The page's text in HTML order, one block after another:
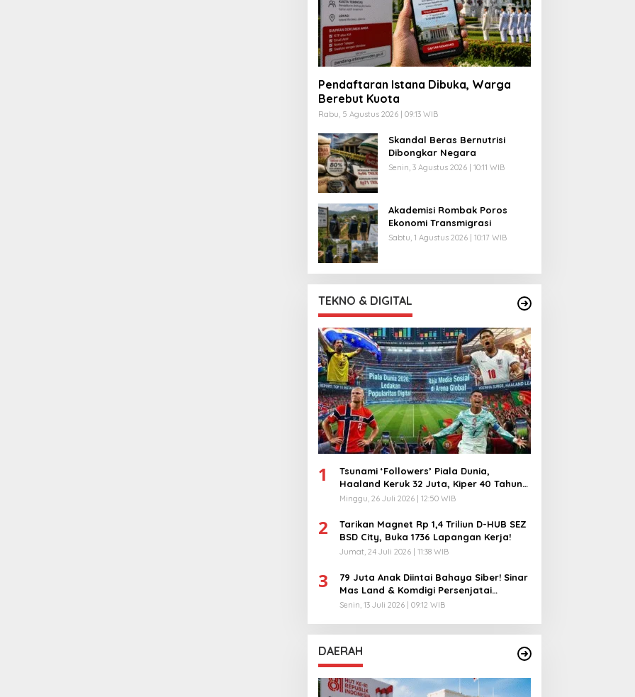
Pendaftaran Istana Dibuka, Warga
Berebut Kuota
Rabu, 5 Agustus 2026 | 09:13 WIB
Skandal Beras Bernutrisi
Dibongkar Negara
Senin, 3 Agustus 2026 | 10:11 WIB
Akademisi Rombak Poros
Ekonomi Transmigrasi
Sabtu, 1 Agustus 2026 | 10:17 WIB
TEKNO & DIGITAL
1
Tsunami ‘Followers’ Piala Dunia,
Haaland Keruk 32 Juta, Kiper 40 Tahun
Bikin Geger!
Minggu, 26 Juli 2026 | 12:50 WIB
2
Tarikan Magnet Rp 1,4 Triliun D-HUB SEZ
BSD City, Buka 1736 Lapangan Kerja!
Jumat, 24 Juli 2026 | 11:38 WIB
3
79 Juta Anak Diintai Bahaya Siber! Sinar
Mas Land & Komdigi Persenjatai
Ratusan Guru!
Senin, 13 Juli 2026 | 09:12 WIB
DAERAH